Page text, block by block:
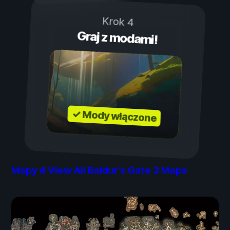
Krok 4
Graj z modami!
✓ Mody włączone
Mapy4View All Baldur's Gate 3 Maps